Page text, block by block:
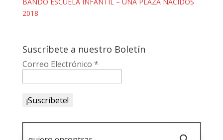
2018
Suscríbete a nuestro Boletín
Correo Electrónico *